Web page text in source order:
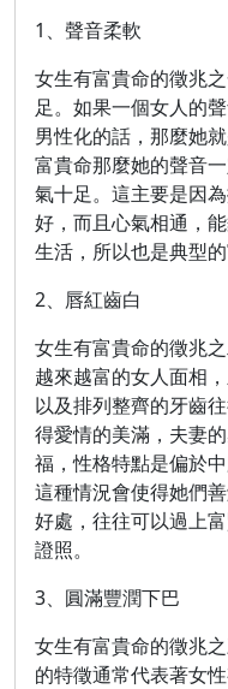
1、聲音柔軟
女生有富貴命的徵兆
足。如果一個女人的
男性化的話，那麼她
富貴命那麼她的聲音
氣十足。這主要是因
好，而且心氣相通，
生活，所以也是典型的
2、唇紅齒白
女生有富貴命的徵兆
越來越富的女人面相
以及排列整齊的牙齒
得愛情的美滿，夫妻
福，性格特點是偏於
這種情況會使得她們
好處，往往可以過上
證照。
3、圓滿豐潤下巴
女生有富貴命的徵兆
的特徵通常代表著女